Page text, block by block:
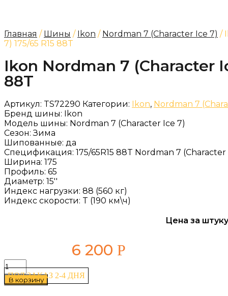
Главная / Шины / Ikon / Nordman 7 (Character Ice 7) /
7) 175/65 R15 88T
Ikon Nordman 7 (Character
88T
Артикул: TS72290 Категории: Ikon, Nordman 7
Бренд шины: Ikon
Модель шины: Nordman 7 (Character Ice 7)
Сезон:Зима
Шипованные: да
Спецификация: 175/65R15 88T Nordman 7 (Character
Ширина: 175
Профиль: 65
Диаметр: 15''
Индекс нагрузки: 88 (560 кг)
Индекс скорости: T (190 км\ч)
Цена за
6 200 Р
ПОД ЗАКАЗ 2-4 ДНЯ
Количество
товара
Ikon
В корзину